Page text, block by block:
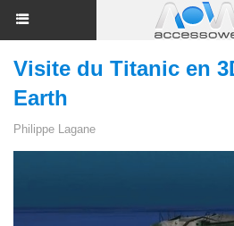
Visite du Titanic en
Earth
Philippe Lagane